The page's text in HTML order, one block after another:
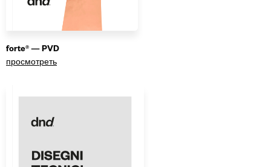
forte® — PVD
просмотреть